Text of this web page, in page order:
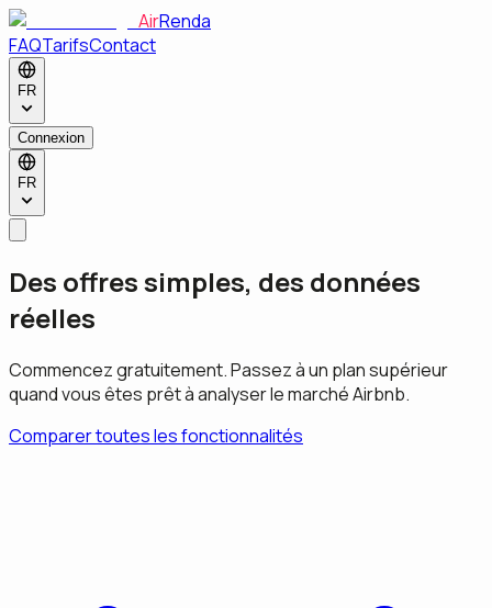
AirRenda
FAQTarifsContact
FR
Connexion
FR
Des offres simples, des données
réelles
Commencez gratuitement. Passez à un plan supérieur
quand vous êtes prêt à analyser le marché Airbnb.
Comparer toutes les fonctionnalités